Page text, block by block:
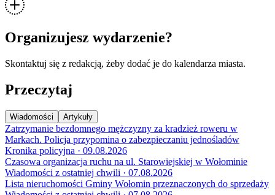
Organizujesz wydarzenie?
Skontaktuj się z redakcją, żeby dodać je do kalendarza miasta.
Przeczytaj
Wiadomości Artykuły
Zatrzymanie bezdomnego mężczyzny za kradzież roweru w
Markach. Policja przypomina o zabezpieczaniu jednośladów
Kronika policyjna · 09.08.2026
Czasowa organizacja ruchu na ul. Starowiejskiej w Wołominie
Wiadomości z ostatniej chwili · 07.08.2026
Lista nieruchomości Gminy Wołomin przeznaczonych do sprzedaży